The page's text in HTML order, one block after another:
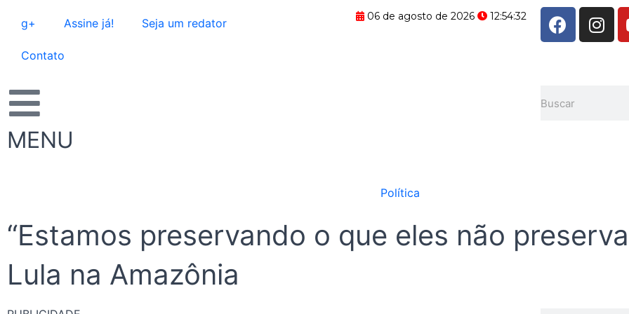
para
conteúdo
g+ Assine já! Seja um redator
Contato
06 de agosto de 2026 12:54:33
F
a
o
I
n
MENU
Política
“Estamos preservando o que eles não
Lula na Amazônia